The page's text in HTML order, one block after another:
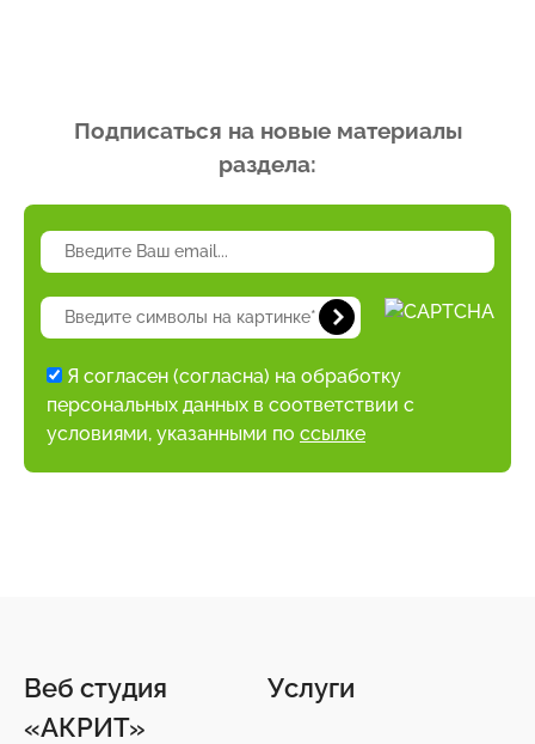
Подписаться на новые материалы
раздела:
Я согласен (согласна) на обработку
персональных данных в соответствии с
условиями, указанными по ссылке
Веб студия
«АКРИТ»
Услуги